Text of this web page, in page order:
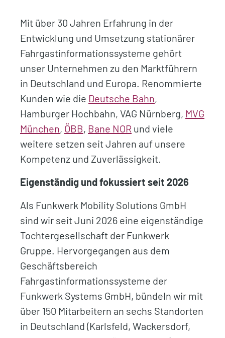
Mit über 30 Jahren Erfahrung in der
Entwicklung und Umsetzung stationärer
Fahrgastinformationssysteme gehört
unser Unternehmen zu den Marktführern
in Deutschland und Europa. Renommierte
Kunden wie die Deutsche Bahn,
Hamburger Hochbahn, VAG Nürnberg, MVG
München, ÖBB, Bane NOR und viele
weitere setzen seit Jahren auf unsere
Kompetenz und Zuverlässigkeit.
Eigenständig und fokussiert seit 2026
Als Funkwerk Mobility Solutions GmbH
sind wir seit Juni 2026 eine eigenständige
Tochtergesellschaft der Funkwerk
Gruppe. Hervorgegangen aus dem
Geschäftsbereich
Fahrgastinformationssysteme der
Funkwerk Systems GmbH, bündeln wir mit
über 150 Mitarbeitern an sechs Standorten
in Deutschland (Karlsfeld, Wackersdorf,